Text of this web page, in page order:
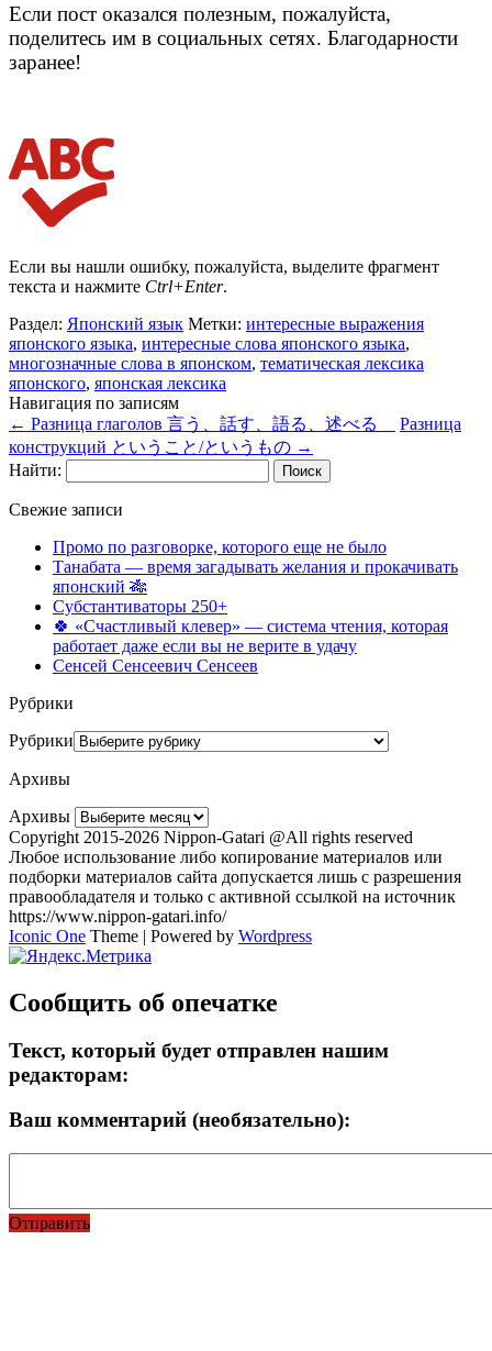
Если пост оказался полезным, пожалуйста,
поделитесь им в социальных сетях. Благодарности
заранее!
Если вы нашли ошибку, пожалуйста, выделите фрагмент
текста и нажмите Ctrl+Enter.
Раздел: Японский язык Метки: интересные выражения
японского языка, интересные слова японского языка,
многозначные слова в японском, тематическая лексика
японского, японская лексика
Навигация по записям
← Разница глаголов 言う、話す、語る、述べる
Разница
конструкций ということ/というもの →
Найти:
Свежие записи
Промо по разговорке, которого еще не было
Танабата — время загадывать желания и прокачивать
японский 🎋
Субстантиваторы 250+
🍀 «Счастливый клевер» — система чтения, которая
работает даже если вы не верите в удачу
Сенсей Сенсеевич Сенсеев
Рубрики
Рубрики
Архивы
Архивы
Copyright 2015-2026 Nippon-Gatari @All rights reserved
Любое использование либо копирование материалов или
подборки материалов сайта допускается лишь с разрешения
правообладателя и только с активной ссылкой на источник
https://www.nippon-gatari.info/
Iconic One Theme | Powered by Wordpress
Сообщить об опечатке
Текст, который будет отправлен нашим
редакторам:
Ваш комментарий (необязательно):
Отправить